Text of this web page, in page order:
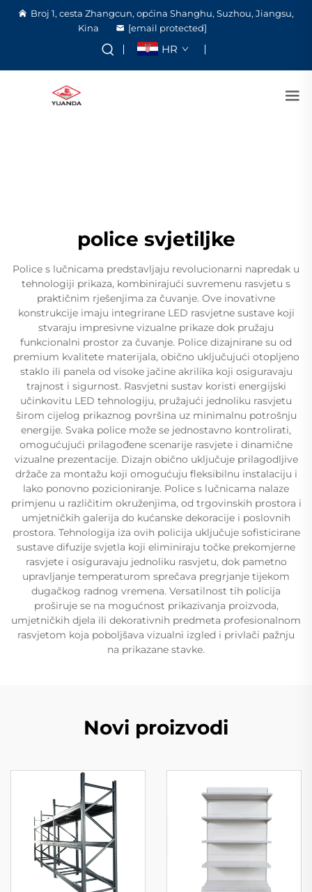
Broj 1, cesta Zhangcun, općina Shanghu, Suzhou, Jiangsu,
Kina
[email protected]
HR
police svjetiljke
Police s lučnicama predstavljaju revolucionarni napredak u
tehnologiji prikaza, kombinirajući suvremenu rasvjetu s
praktičnim rješenjima za čuvanje. Ove inovativne
konstrukcije imaju integrirane LED rasvjetne sustave koji
stvaraju impresivne vizualne prikaze dok pružaju
funkcionalni prostor za čuvanje. Police dizajnirane su od
premium kvalitete materijala, obično uključujući otopljeno
staklo ili panela od visoke jačine akrilika koji osiguravaju
trajnost i sigurnost. Rasvjetni sustav koristi energijski
učinkovitu LED tehnologiju, pružajući jednoliku rasvjetu
širom cijelog prikaznog površina uz minimalnu potrošnju
energije. Svaka police može se jednostavno kontrolirati,
omogućujući prilagođene scenarije rasvjete i dinamične
vizualne prezentacije. Dizajn obično uključuje prilagodljive
držače za montažu koji omogućuju fleksibilnu instalaciju i
lako ponovno pozicioniranje. Police s lučnicama nalaze
primjenu u različitim okruženjima, od trgovinskih prostora i
umjetničkih galerija do kućanske dekoracije i poslovnih
prostora. Tehnologija iza ovih policija uključuje sofisticirane
sustave difuzije svjetla koji eliminiraju točke prekomjerne
rasvjete i osiguravaju jednoliku rasvjetu, dok pametno
upravljanje temperaturom sprečava pregrjanje tijekom
dugačkog radnog vremena. Versatilnost tih policija
proširuje se na mogućnost prikazivanja proizvoda,
umjetničkih djela ili dekorativnih predmeta profesionalnom
rasvjetom koja poboljšava vizualni izgled i privlači pažnju
na prikazane stavke.
Novi proizvodi